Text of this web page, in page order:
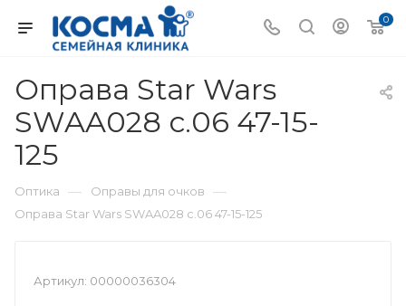
0
Оправа Star Wars
SWAA028 с.06 47-15-
125
Оптика — Оправы для очков —
Оправа Star Wars SWAA028 с.06 47-15-125
Артикул: 00000036304